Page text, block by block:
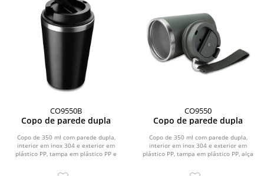
CO9550B
Copo de parede dupla
Copo de 350 ml com parede dupla,
interior em inox 304 e exterior em
plástico PP, tampa em plástico PP e
CO9550
Copo de parede dupla
Copo de 350 ml com parede dupla,
interior em inox 304 e exterior em
plástico PP, tampa em plástico PP, alça